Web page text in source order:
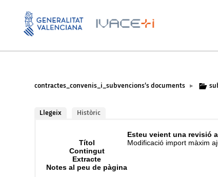
contractes_convenis_i_subvencions’s documents ▸
Llegeix Històric
Esteu veient una revisió
Títol
Modificació import màxim
Contingut
Extracte
Notes al peu de pàgina